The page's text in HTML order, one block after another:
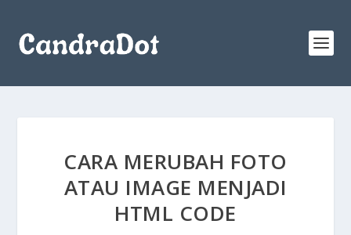
CARA MERUBAH FOTO
ATAU IMAGE MENJADI
HTML CODE